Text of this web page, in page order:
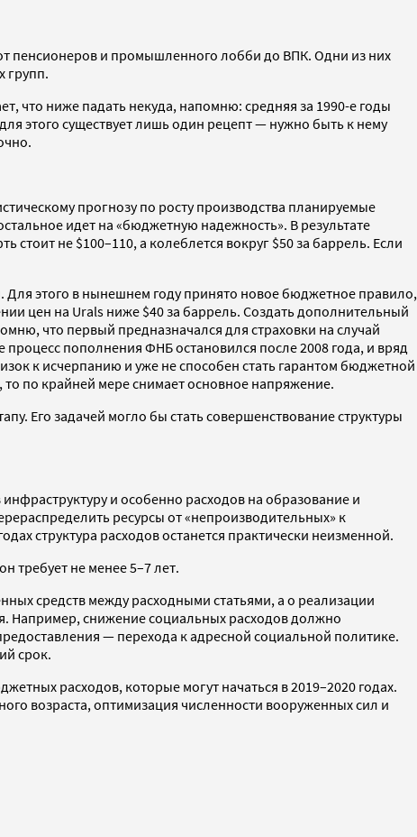
пенсионеров и промышленного лобби до ВПК. Одни из них
групп.
что ниже падать некуда, напомню: средняя за 1990-е годы
этого существует лишь один рецепт — нужно быть к нему
прогнозу по росту производства планируемые
идет на «бюджетную надежность». В результате
не $100–110, а колеблется вокруг $50 за баррель. Если
этого в нынешнем году принято новое бюджетное правило,
цен на Urals ниже $40 за баррель. Создать дополнительный
что первый предназначался для страховки на случай
пополнения ФНБ остановился после 2008 года, и вряд
к исчерпанию и уже не способен стать гарантом бюджетной
то по крайней мере снимает основное напряжение.
Его задачей могло бы стать совершенствование структуры
и особенно расходов на образование и
ресурсы от «непроизводительных» к
структура расходов останется практически неизменной.
требует не менее 5–7 лет.
средств между расходными статьями, а о реализации
Например, снижение социальных расходов должно
— перехода к адресной социальной политике.
срок.
расходов, которые могут начаться в 2019–2020 годах.
возраста, оптимизация численности вооруженных сил и